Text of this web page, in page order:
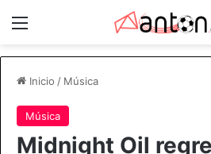
Menú
Inicio / Música
Música
Midnight Oil